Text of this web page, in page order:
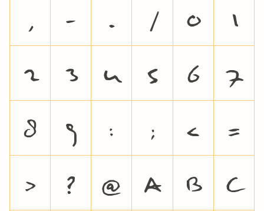
, - . / 0 1
2 3 4 5 6 7
8 9 : ; < =
> ? @ A B C